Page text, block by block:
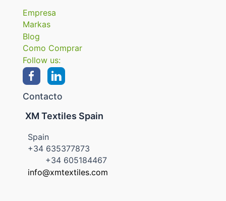
Empresa
Markas
Blog
Como Comprar
Follow us:
Contacto
XM Textiles Spain
Spain
+34 635377873
+34 605184467
info@xmtextiles.com